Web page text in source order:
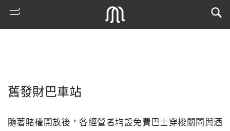
舊發財巴車站
隨著賭權開放後，各經營者均設免費巴士穿梭關閘與酒